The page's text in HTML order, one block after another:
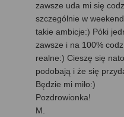
zawsze uda mi się
szczególnie w
takie ambicje:) Póki
zawsze i na 100%
realne:) Cieszę się
podobają i że się
Będzie mi miło:)
Pozdrowionka!
M.